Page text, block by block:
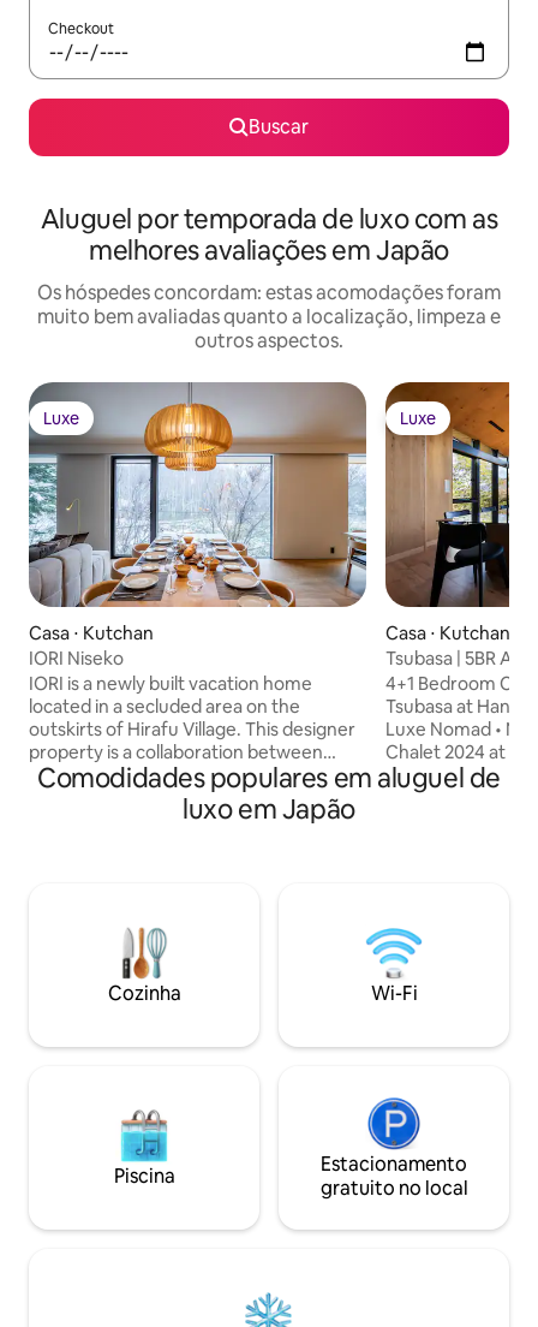
Checkout
Buscar
Aluguel por temporada de luxo com as
melhores avaliações em Japão
Os hóspedes concordam: estas acomodações foram
muito bem avaliadas quanto a localização, limpeza e
outros aspectos.
Luxe
Luxe
Casa ⋅ Kutchan
IORI Niseko
IORI is a newly built vacation home
located in a secluded area on the
outskirts of Hirafu Village. This designer
property is a collaboration between
22eme and celebrated Japanese
architect Makoto Nakayama. The house
has a distinctive Japanese design and
allow loads of natural light to flood in.
Luxe
Luxe
Casa ⋅ Kutchan
Tsubasa | 5BR
Winter Butler
4+1 Bedroom
Tsubasa at
Luxe Nomad •
Chalet 2024 at
530 sqm chalet
outdoor private
(winter bookings)
Comodidades populares em aluguel de
luxo em Japão
Cozinha Wi-Fi
Piscina
Estacionamento
gratuito no local